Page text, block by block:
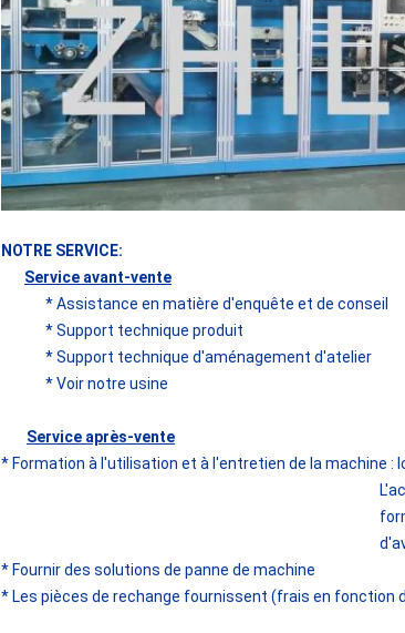
NOTRE SERVICE:
Service avant-vente
* Assistance en matière d'enquête et de conseil
* Support technique produit
* Support technique d'aménagement d'atelier
* Voir notre usine
Service après-vente
* Formation à l'utilisation et à l'entretien de la machine :
* Fournir des solutions de panne de machine
* Les pièces de rechange fournissent (frais en fonction